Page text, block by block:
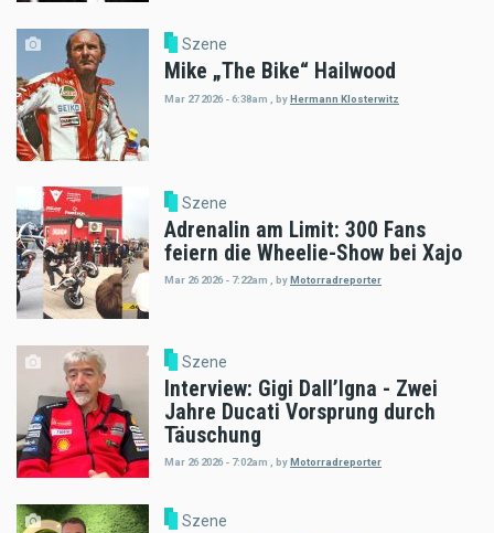
Szene
Mike „The Bike“ Hailwood
Mar 27 2026 - 6:38am byHermann Klosterwitz
Szene
Adrenalin am Limit: 300 Fans
feiern die Wheelie-Show bei Xajo
Mar 26 2026 - 7:22am , byMotorradreporter
Szene
Interview: Gigi Dall’Igna - Zwei
Jahre Ducati Vorsprung durch
Täuschung
Mar 26 2026 - 7:02am byMotorradreporter
Szene